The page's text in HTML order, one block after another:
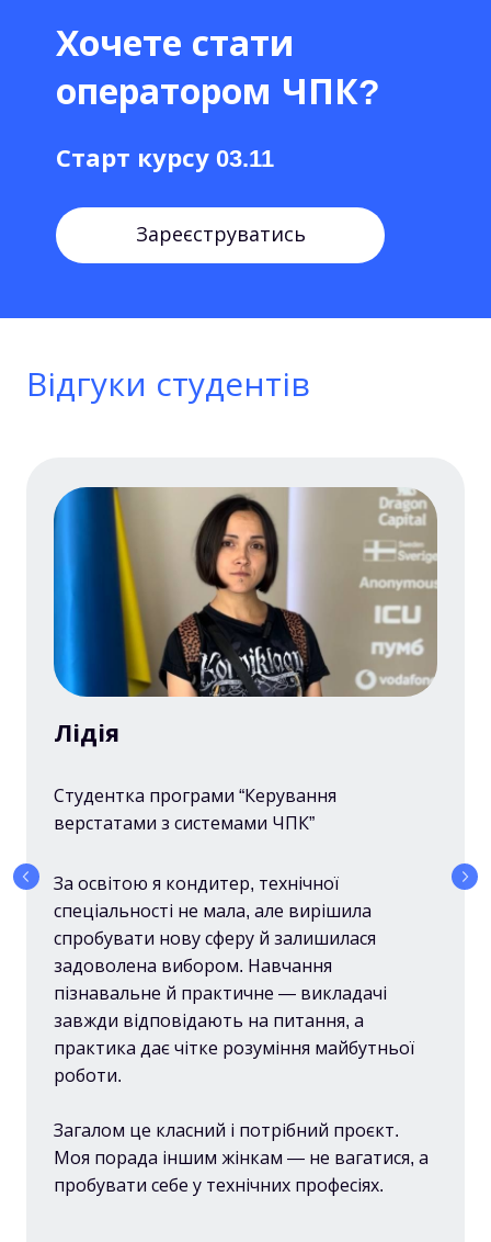
Хочете стати
оператором ЧПК?
Старт курсу 03.11
Зареєструватись
Відгуки студентів
Лідія
Студентка програми “Керування
верстатами з системами ЧПК”
За освітою я кондитер, технічної
спеціальності не мала, але вирішила
спробувати нову сферу й залишилася
задоволена вибором. Навчання
пізнавальне й практичне — викладачі
завжди відповідають на питання, а
практика дає чітке розуміння майбутньої
роботи.
Загалом це класний і потрібний проєкт.
Моя порада іншим жінкам — не вагатися, а
пробувати себе у технічних професіях.